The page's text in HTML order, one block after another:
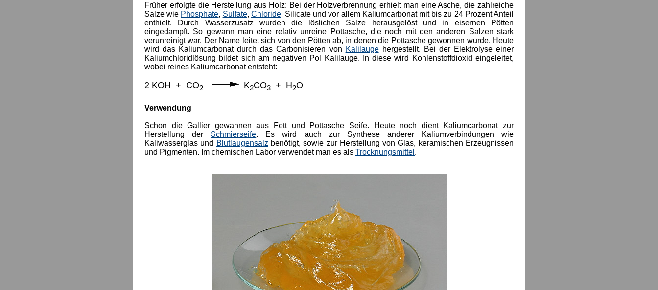
Früher erfolgte die Herstellung aus Holz: Bei der Holzverbrennung erhielt man eine Asche, die zahlreiche
Salze wie Phosphate, Sulfate, Chloride, Silicate und vor allem Kaliumcarbonat mit bis zu 24 Prozent Anteil
enthielt. Durch Wasserzusatz wurden die löslichen Salze herausgelöst und in eisernen Pötten
eingedampft. So gewann man eine relativ unreine Pottasche, die noch mit den anderen Salzen stark
verunreinigt war. Der Name leitet sich von den Pötten ab, in denen die Pottasche gewonnen wurde. Heute
wird das Kaliumcarbonat durch das Carbonisieren von Kalilaugehergestellt. Bei der Elektrolyse einer
Kaliumchloridlösung bildet sich am negativen Pol Kalilauge. In diese wird Kohlenstoffdioxid eingeleitet,
wobei reines Kaliumcarbonat entsteht:
2 KOH + CO2 K2CO3 + H2O
Verwendung
Schon die Gallier gewannen aus Fett und Pottasche Seife. Heute noch dient Kaliumcarbonat zur
Herstellung der Schmierseife. Es wird auch zur Synthese anderer Kaliumverbindungen wie
Kaliwasserglas und Blutlaugensalz benötigt, sowie zur Herstellung von Glas, keramischen Erzeugnissen
und Pigmenten. Im chemischen Labor verwendet man es als Trocknungsmittel .